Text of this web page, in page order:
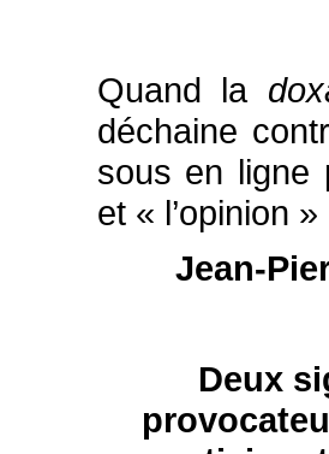
Quand la
déchaine
sous en ligne
et « l’opinion »
Jean-
Deux